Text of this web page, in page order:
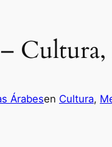
Árabesen Cultura,